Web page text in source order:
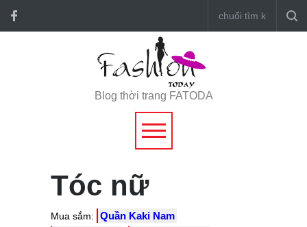
Blog thời trang FATODA
Tóc nữ
Mua sắm:
Quần Kaki Nam